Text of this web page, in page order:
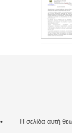
H σελίδα αυτή